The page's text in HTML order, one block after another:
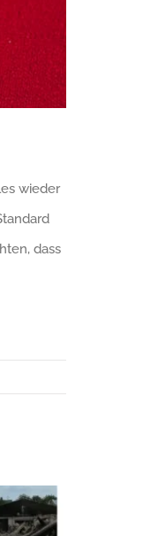
wieder
dass